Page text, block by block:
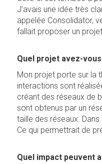
J’avais une idée très
appelée Consolidator,
fallait proposer un
Quel projet avez-
Mon projet porte sur la
interactions sont
créant des réseaux de
sont obtenus par un
taille des réseaux.
Ce qui permettrait de
Quel impact peuvent